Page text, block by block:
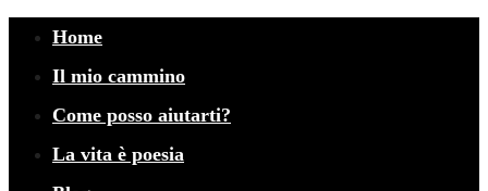
Home
Il mio cammino
Come posso aiutarti?
La vita è poesia